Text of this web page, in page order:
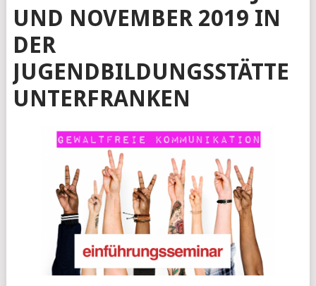
UND NOVEMBER 2019 IN
DER
JUGENDBILDUNGSSTÄTTE
UNTERFRANKEN